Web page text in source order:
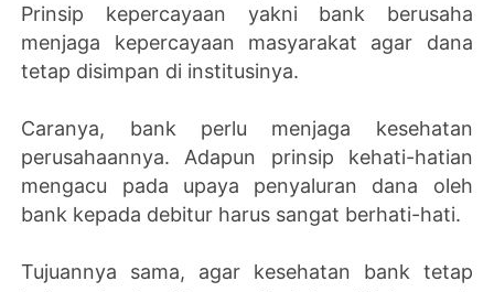
Prinsip kepercayaan yakni bank berusaha
menjaga kepercayaan masyarakat agar dana
tetap disimpan di institusinya.
Caranya, bank perlu menjaga kesehatan
perusahaannya. Adapun prinsip kehati-hatian
mengacu pada upaya penyaluran dana oleh
bank kepada debitur harus sangat berhati-hati.
Tujuannya sama, agar kesehatan bank tetap